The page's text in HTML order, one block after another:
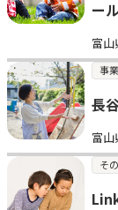
ール
富
事
長
富
そ